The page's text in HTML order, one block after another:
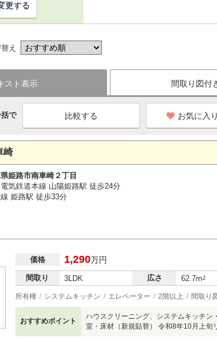
更する
え
スト表示 間取り図付
で お気に入
崎
姫路市南車崎２丁目
気鉄道本線 山陽姫路駅 徒歩24分
姫路駅 徒歩33分
価格 1,290万円
間取り 3LDK 広さ 62.7m2
所有権 システムキッチン エレベーター 2階以上 間取り
おすすめポイント
ハウスクリーニング、システムキッチン
室・床材（新規貼替） 令和8年10月上旬